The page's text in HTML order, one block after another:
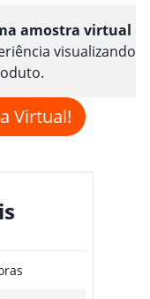
amostra virtual
visualizando
Virtual!